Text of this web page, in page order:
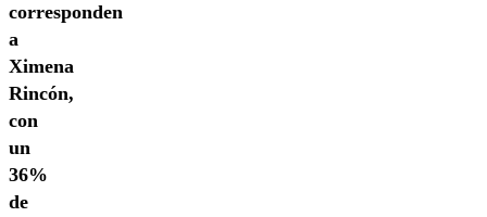
corresponden
a
Ximena
Rincón,
con
un
36%
de